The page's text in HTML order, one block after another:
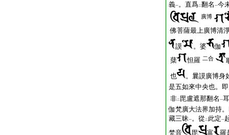
義一。直爲二翻名 一今
廣博
佛菩薩最上廣博清
謨 。婆
伽
蘖
怛羅 二合
也
。曩謨廣博身
是五如來中央也。
非二 毘盧遮那翻名 一
伽梵廣大法界加持
藏三昧一。從 二 此定一
梵音
毘 富 羅